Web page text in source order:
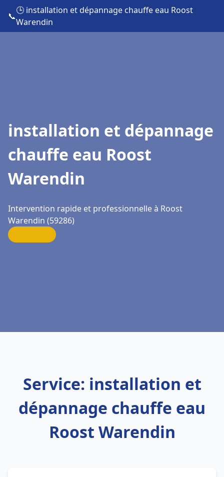
📞
🕒 installation et dépannage chauffe eau Roost
Warendin
installation et dépannage
chauffe eau Roost
Warendin
Intervention rapide et professionnelle à Roost
Warendin (59286)
Service: installation et
dépannage chauffe eau
Roost Warendin